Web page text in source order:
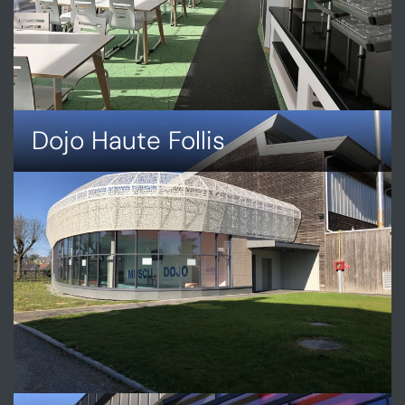
Dojo Haute Follis
DÉCOUVRIR
DOJO
HAUTE
FOLLIS